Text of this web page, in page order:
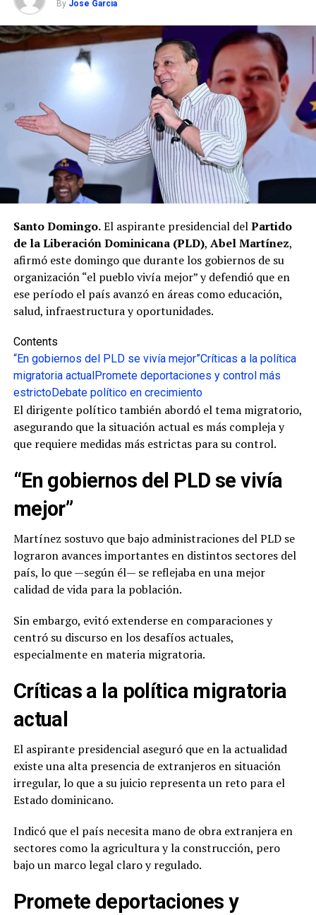
By Jose Garcia
Santo Domingo.El aspirante presidencial delPartido
de la Liberación Dominicana (PLD), Abel Martínez,
afirmó este domingo que durante los gobiernos de su
organización “el pueblo vivía mejor” y defendió que en
ese período el país avanzó en áreas como educación,
salud, infraestructura y oportunidades.
Contents
“En gobiernos del PLD se vivía mejor”Críticas a la política
migratoria actual Promete deportaciones y control más
estrictoDebate político en crecimiento
El dirigente político también abordó el tema migratorio,
asegurando que la situación actual es más compleja y
que requiere medidas más estrictas para su control.
“En gobiernos del PLD se vivía
mejor”
Martínez sostuvo que bajo administraciones del PLD se
lograron avances importantes en distintos sectores del
país, lo que —según él— se reflejaba en una mejor
calidad de vida para la población.
Sin embargo, evitó extenderse en comparaciones y
centró su discurso en los desafíos actuales,
especialmente en materia migratoria.
Críticas a la política migratoria
actual
El aspirante presidencial aseguró que en la actualidad
existe una alta presencia de extranjeros en situación
irregular, lo que a su juicio representa un reto para el
Estado dominicano.
Indicó que el país necesita mano de obra extranjera en
sectores como la agricultura y la construcción, pero
bajo un marco legal claro y regulado.
Promete deportaciones y